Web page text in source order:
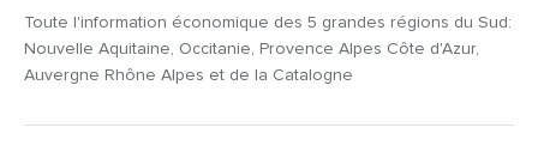
Toute l'information économique des 5 grandes régions du Sud:
Nouvelle Aquitaine, Occitanie, Provence Alpes Côte d'Azur,
Auvergne Rhône Alpes et de la Catalogne